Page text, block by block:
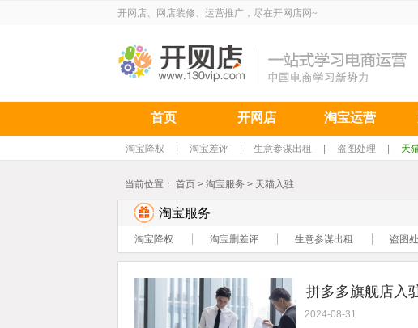
开网店、网店装修、运营推广，尽在开网店网~
首页 开网店 淘宝运营
淘宝降权 淘宝差评 生意参谋出租 盗图处理 天
当前位置： 首页 > 淘宝服务 > 天猫入驻
淘宝服务
淘宝降权 淘宝删差评 生意参谋出租 盗图
拼多多旗舰店入
2024-08-31